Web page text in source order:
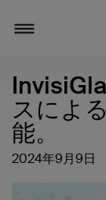
スによ
能。
2024年9月9日